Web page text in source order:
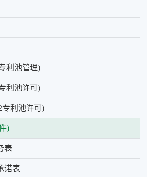
利池管理)
利池许可)
专利池许可)
)
表
诺表